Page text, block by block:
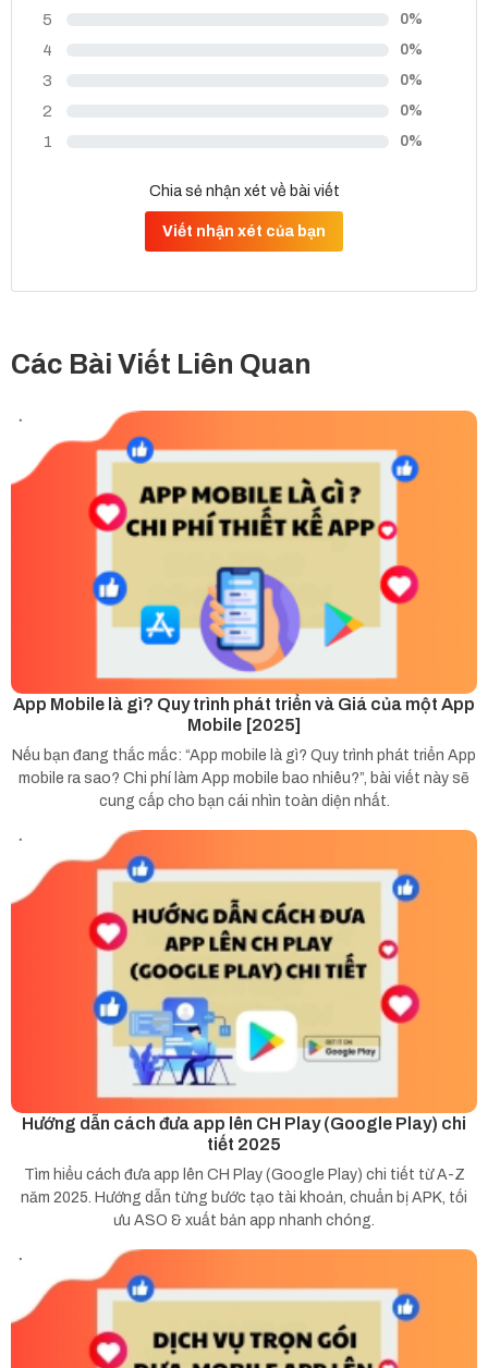
5 0%
4 0%
3 0%
2 0%
1 0%
Chia sẻ nhận xét về bài viết
Viết nhận xét của bạn
Các Bài Viết Liên Quan
App Mobile là gì? Quy trình phát triển và Giá của một App
Mobile [2025]
Nếu bạn đang thắc mắc: “App mobile là gì? Quy trình phát triển App
mobile ra sao? Chi phí làm App mobile bao nhiêu?”, bài viết này sẽ
cung cấp cho bạn cái nhìn toàn diện nhất.
Hướng dẫn cách đưa app lên CH Play (Google Play) chi
tiết 2025
Tìm hiểu cách đưa app lên CH Play (Google Play) chi tiết từ A-Z
năm 2025. Hướng dẫn từng bước tạo tài khoản, chuẩn bị APK, tối
ưu ASO & xuất bản app nhanh chóng.